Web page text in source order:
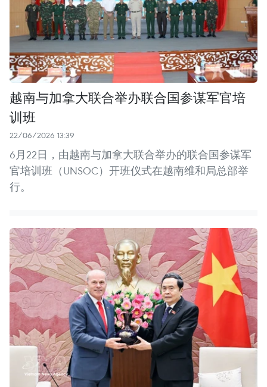
越南与加拿大联合举办联合国参谋军官培
训班
22/06/2026 13:39
6月22日，由越南与加拿大联合举办的联合国参谋军
官培训班（UNSOC）开班仪式在越南维和局总部举
行。